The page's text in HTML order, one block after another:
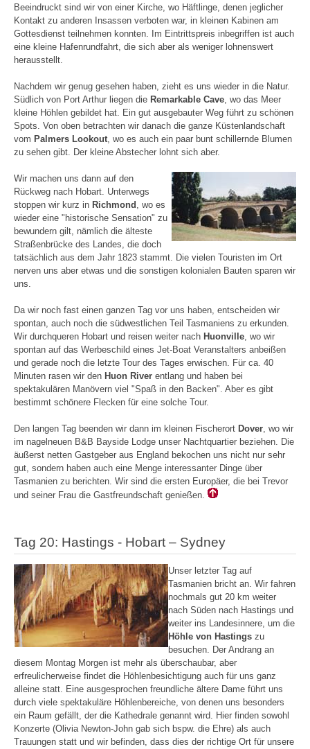
Beeindruckt sind wir von einer Kirche, wo Häftlinge, denen jeglicher
Kontakt zu anderen Insassen verboten war, in kleinen Kabinen am
Gottesdienst teilnehmen konnten. Im Eintrittspreis inbegriffen ist auch
eine kleine Hafenrundfahrt, die sich aber als weniger lohnenswert
herausstellt.
Nachdem wir genug gesehen haben, zieht es uns wieder in die Natur.
Südlich von Port Arthur liegen die Remarkable Cave , wo das Meer
kleine Höhlen gebildet hat. Ein gut ausgebauter Weg führt zu schönen
Spots. Von oben betrachten wir danach die ganze Küstenlandschaft
vom Palmers Lookout , wo es auch ein paar bunt schillernde Blumen
zu sehen gibt. Der kleine Abstecher lohnt sich aber.
Wir machen uns dann auf den
Rückweg nach Hobart. Unterwegs
stoppen wir kurz in Richmond , wo es
wieder eine "historische Sensation" zu
bewundern gilt, nämlich die älteste
Straßenbrücke des Landes, die doch
tatsächlich aus dem Jahr 1823 stammt. Die vielen Touristen im Ort
nerven uns aber etwas und die sonstigen kolonialen Bauten sparen wir
uns.
Da wir noch fast einen ganzen Tag vor uns haben, entscheiden wir
spontan, auch noch die südwestlichen Teil Tasmaniens zu erkunden.
Wir durchqueren Hobart und reisen weiter nach Huonville , wo wir
spontan auf das Werbeschild eines Jet-Boat Veranstalters anbeißen
und gerade noch die letzte Tour des Tages erwischen. Für ca. 40
Minuten rasen wir den Huon River entlang und haben bei
spektakulären Manövern viel "Spaß in den Backen". Aber es gibt
bestimmt schönere Flecken für eine solche Tour.
Den langen Tag beenden wir dann im kleinen Fischerort Dover , wo wir
im nagelneuen B&B Bayside Lodge unser Nachtquartier beziehen. Die
äußerst netten Gastgeber aus England bekochen uns nicht nur sehr
gut, sondern haben auch eine Menge interessanter Dinge über
Tasmanien zu berichten. Wir sind die ersten Europäer, die bei Trevor
und seiner Frau die Gastfreundschaft genießen.
Tag 20: Hastings - Hobart – Sydney
Unser letzter Tag auf
Tasmanien bricht an. Wir fahren
nochmals gut 20 km weiter
nach Süden nach Hastings und
weiter ins Landesinnere, um die
Höhle von Hastings zu
besuchen. Der Andrang an
diesem Montag Morgen ist mehr als überschaubar, aber
erfreulicherweise findet die Höhlenbesichtigung auch für uns ganz
alleine statt. Eine ausgesprochen freundliche ältere Dame führt uns
durch viele spektakuläre Höhlenbereiche, von denen uns besonders
ein Raum gefällt, der die Kathedrale genannt wird. Hier finden sowohl
Konzerte (Olivia Newton-John gab sich bspw. die Ehre) als auch
Trauungen statt und wir befinden, dass dies der richtige Ort für unsere